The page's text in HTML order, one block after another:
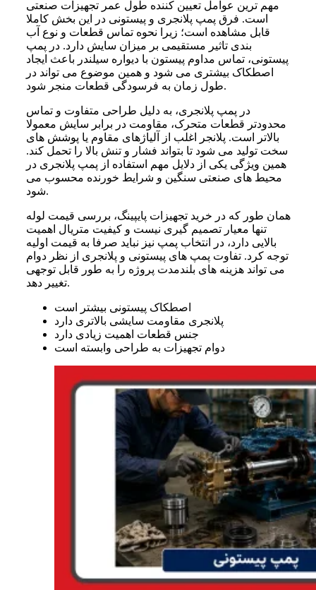
مهم ترین عوامل تعیین کننده طول عمر تجهیزات صنعتی
است. فرق پمپ پلانجری و پیستونی در این بخش کاملا
قابل مشاهده است؛ زیرا نحوه تماس قطعات و نوع آب
بندی تاثیر مستقیمی بر میزان سایش دارد. در پمپ
پیستونی، تماس مداوم پیستون با دیواره سیلندر باعث ایجاد
اصطکاک بیشتری می شود و همین موضوع می تواند در
طول زمان به فرسودگی قطعات منجر شود.
در پمپ پلانجری، به دلیل طراحی متفاوت و تماس
محدودتر قطعات متحرک، مقاومت در برابر سایش معمولا
بالاتر است. پلانجر اغلب از آلیاژهای مقاوم یا پوشش های
سخت تولید می شود تا بتواند فشار و تنش بالا را تحمل کند.
همین ویژگی یکی از دلایل مهم استفاده از پمپ پلانجری در
محیط های صنعتی سنگین و شرایط خورنده محسوب می
شود.
همان طور که در خرید تجهیزات پایپینگ، بررسی قیمت لوله
تنها معیار تصمیم گیری نیست و کیفیت متریال اهمیت
بالایی دارد، در انتخاب پمپ نیز نباید صرفا به قیمت اولیه
توجه کرد. تفاوت پمپ های پیستونی و پلانجری از نظر دوام
می تواند هزینه های بلندمدت پروژه را به طور قابل توجهی
تغییر دهد.
اصطکاک پیستونی بیشتر است
پلانجری مقاومت سایشی بالاتری دارد
جنس قطعات اهمیت زیادی دارد
دوام تجهیزات به طراحی وابسته است